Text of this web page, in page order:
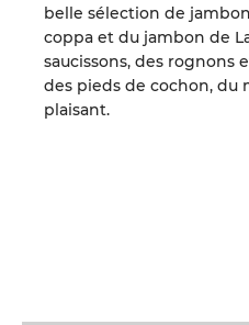
belle sélection de
coppa et du jambon de
saucissons, des rognons
des pieds de cochon, du
plaisant.